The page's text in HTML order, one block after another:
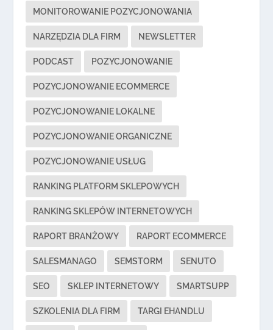
MONITOROWANIE POZYCJONOWANIA
NARZĘDZIA DLA FIRM NEWSLETTER
PODCAST POZYCJONOWANIE
POZYCJONOWANIE ECOMMERCE
POZYCJONOWANIE LOKALNE
POZYCJONOWANIE ORGANICZNE
POZYCJONOWANIE USŁUG
RANKING PLATFORM SKLEPOWYCH
RANKING SKLEPÓW INTERNETOWYCH
RAPORT BRANŻOWY RAPORT ECOMMERCE
SALESMANAGO SEMSTORM SENUTO
SEO SKLEP INTERNETOWY SMARTSUPP
SZKOLENIA DLA FIRM TARGI EHANDLU